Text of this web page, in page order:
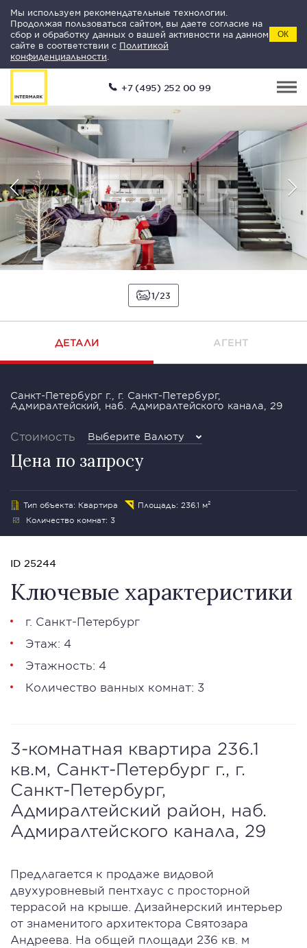
Мы используем рекомендательные технологии.
Продолжая пользоваться сайтом, вы даете согласие на
сбор и обработку данных о вашей активности на данном
сайте в соответствии с Политикой
конфиденциальности
ОК
+7 (495) 252 00 99
1 23
ДЕТАЛИ АГЕНТ
Санкт-Петербург г., г. Санкт-Петербург,
Адмиралтейский, наб. Адмиралтейского канала, 29
Стоимость Выберите Валюту
Цена по запросу
Тип объекта: Квартира
Площадь: 236.1 м²
Количество комнат: 3
ID 25244
Ключевые характеристики
г. Санкт-Петербург
Этаж: 4
Этажность: 4
Количество ванных комнат: 3
3-комнатная квартира 236.1
кв.м, Санкт-Петербург г., г.
Санкт-Петербург,
Адмиралтейский район, наб.
Адмиралтейского канала, 29
Предлагается к продаже видовой
двухуровневый пентхаус с просторной
террасой на крыше. Дизайнерский интерьер
от знаменитого архитектора Святозара
Андреева. На общей площади 236 кв. м